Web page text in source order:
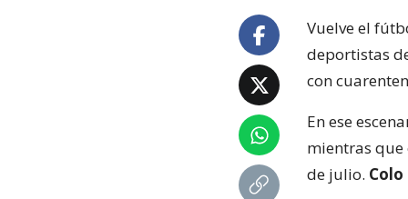
Vuelve el
deportistas
con
En ese
mientras
de julio. Colo